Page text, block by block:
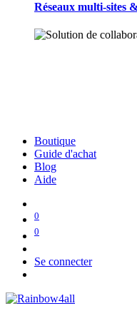
Réseaux multi-sites
Boutique
Guide d'achat
Blog
Aide
0
0
Se connecter